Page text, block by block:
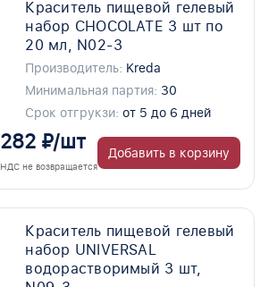
Краситель пищевой гелевый
набор CHOCOLATE 3 шт по
20 мл, N02-3
Производитель: Kreda
Минимальная партия: 30
Срок отгрукзи: от 5 до 6 дней
282 ₽/шт
НДС не возвращается
Добавить в корзину
Краситель пищевой гелевый
набор UNIVERSAL
водорастворимый 3 шт,